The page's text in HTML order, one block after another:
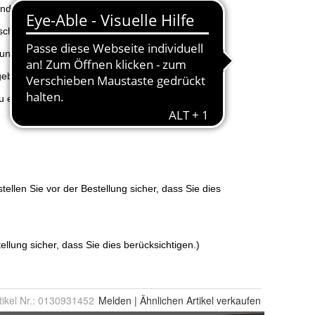
Nr.: 0130931452 Melden | Ähnlichen Artikel verkaufen